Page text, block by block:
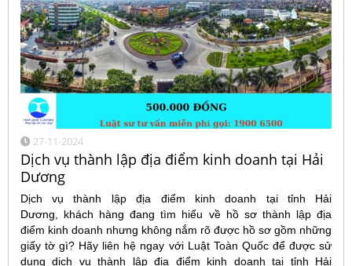
27-11-2024
Dịch vụ thành lập địa điểm kinh doanh tại Hải
Dương
Dịch vụ thành lập địa điểm kinh doanh tại tỉnh Hải
Dương, khách hàng đang tìm hiểu về hồ sơ thành lập địa
điểm kinh doanh nhưng không nắm rõ được hồ sơ gồm những
giấy tờ gì? Hãy liên hệ ngay với Luật Toàn Quốc để được sử
dụng dịch vụ thành lập địa điểm kinh doanh tại tỉnh Hải